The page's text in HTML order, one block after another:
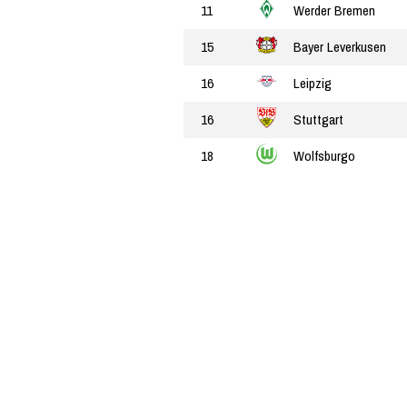
11
Werder Bremen
15
Bayer Leverkusen
16
Leipzig
16
Stuttgart
18
Wolfsburgo